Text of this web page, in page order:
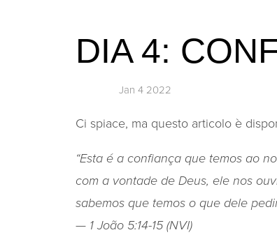
DIA 4:
Jan 4 2022
Ci spiace, ma questo articolo è
“Esta é a confiança que temos ao
com a vontade de Deus, ele nos
sabemos que temos o que dele
— 1 João 5:14-15 (NVI)